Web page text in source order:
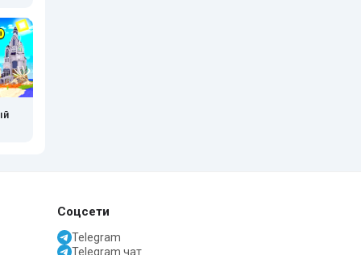
Соцсети
Telegram
Telegram чат